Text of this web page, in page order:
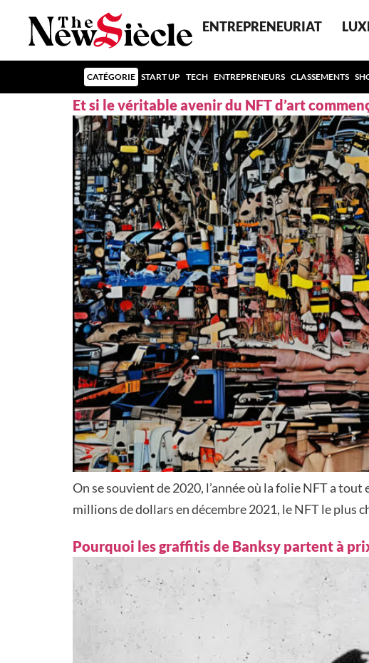
ENTREPRENEURIAT
CATÉGORIE START UP TECH ENTREPRENEURS CLASSEMENTS
Et si le véritable avenir du NFT d’art
On se souvient de 2020, l’année où la folie NFT a
millions de dollars en décembre 2021, le NFT le plus
Pourquoi les graffitis de Banksy partent à